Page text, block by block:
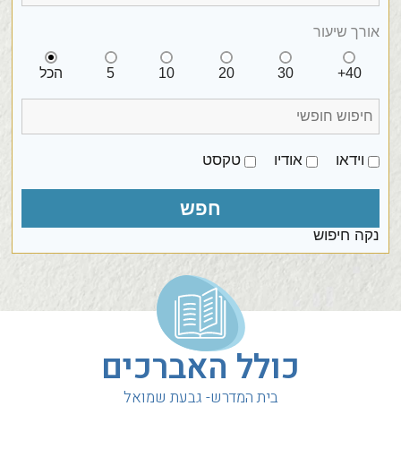
אורך שיעור
הכל 5 10 20 30 40+
וידאו אודיו טקסט
נקה חיפוש
כולל האברכים
בית המדרש- גבעת שמואל